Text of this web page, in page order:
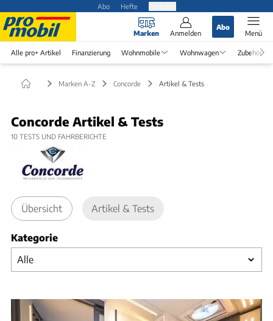
Abo Hefte
Marken Anmelden
Abo
Menü
Alle pro+ Artikel Finanzierung Wohnmobile Wohnwagen Zubehör
Marken A-Z Concorde Artikel & Tests
Concorde Artikel & Tests
10 TESTS UND FAHRBERICHTE
Übersicht Artikel & Tests
Kategorie